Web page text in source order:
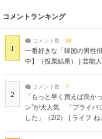
コメントランキング
1
コメント数： 20
一番好きな「韓国の男性
中】（投票結果） | 芸能
2
コメント数： 7
「もっと早く買えば良
ン”が大人気 「プライバ
した」（2/2） | ライフ